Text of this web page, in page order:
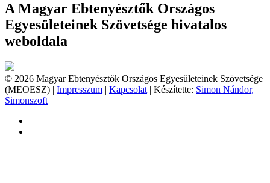
A Magyar Ebtenyésztők Országos
Egyesületeinek Szövetsége hivatalos
weboldala
© 2026 Magyar Ebtenyésztők Országos Egyesületeinek Szövetsége
(MEOESZ) | Impresszum | Kapcsolat | Készítette: Simon Nándor,
Simonszoft